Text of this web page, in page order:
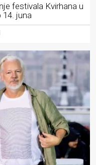
festivala Kvirhana u
14. juna